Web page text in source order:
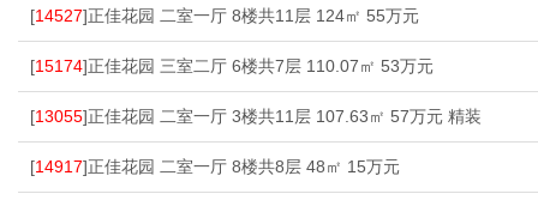
[14527]正佳花园 二室一厅 8楼共11层 124㎡ 55万元
[15174]正佳花园 三室二厅 6楼共7层 110.07㎡ 53万元
[13055]正佳花园 二室一厅 3楼共11层 107.63㎡ 57万元 精装
[14917]正佳花园 二室一厅 8楼共8层 48㎡ 15万元